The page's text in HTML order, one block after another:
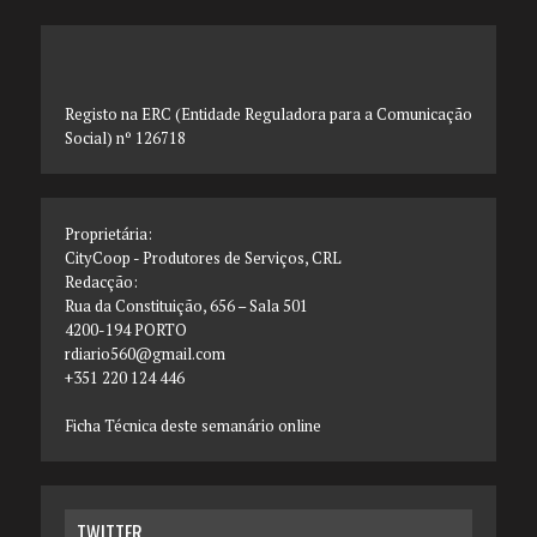
Registo na ERC (Entidade Reguladora para a Comunicação
Social) nº 126718
Proprietária:
CityCoop - Produtores de Serviços, CRL
Redacção:
Rua da Constituição, 656 – Sala 501
4200-194 PORTO
rdiario560@gmail.com
+351 220 124 446
Ficha Técnica deste semanário online